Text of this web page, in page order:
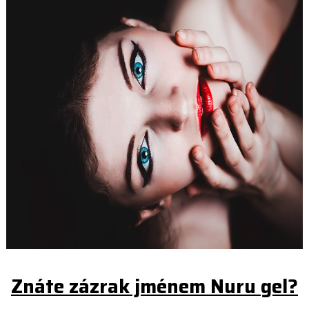
Znáte zázrak jménem Nuru gel?